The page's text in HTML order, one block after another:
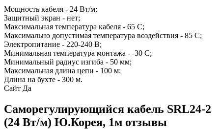
Мощность кабеля - 24 Вт/м;
Защитный экран - нет;
Максимальная температура кабеля - 65 С;
Максимально допустимая температура воздействия - 85 С;
Электропитание - 220-240 В;
Минимальная температура монтажа - -30 С;
Минимальный радиус изгиба - 50 мм;
Максимальная длина цепи - 100 м;
Длина на бухте - 300 м.
Сайт Да
Саморегулирующийся кабель SRL24-2
(24 Вт/м) Ю.Корея, 1м отзывы